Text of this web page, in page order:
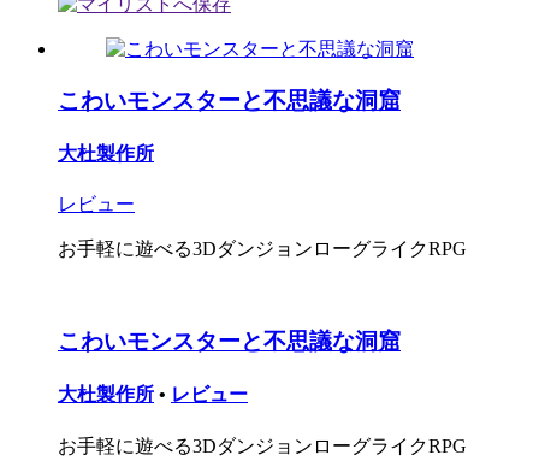
こわいモンスターと不思議な洞窟
大杜製作所
レビュー
お手軽に遊べる3DダンジョンローグライクRPG
こわいモンスターと不思議な洞窟
大杜製作所 • レビュー
お手軽に遊べる3DダンジョンローグライクRPG